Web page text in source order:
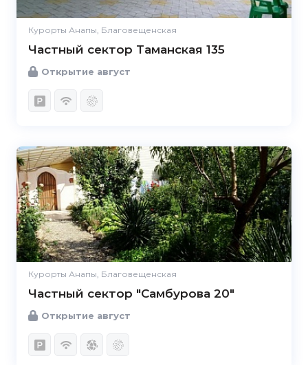
Курорты Анапы, Благовещенская
Частный сектор Таманская 135
Открытие август
Курорты Анапы, Благовещенская
Частный сектор "Самбурова 20"
Открытие август